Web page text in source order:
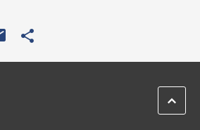
na nové kartě
na nové kartě
se otevře na nové kartě
ZPĚT